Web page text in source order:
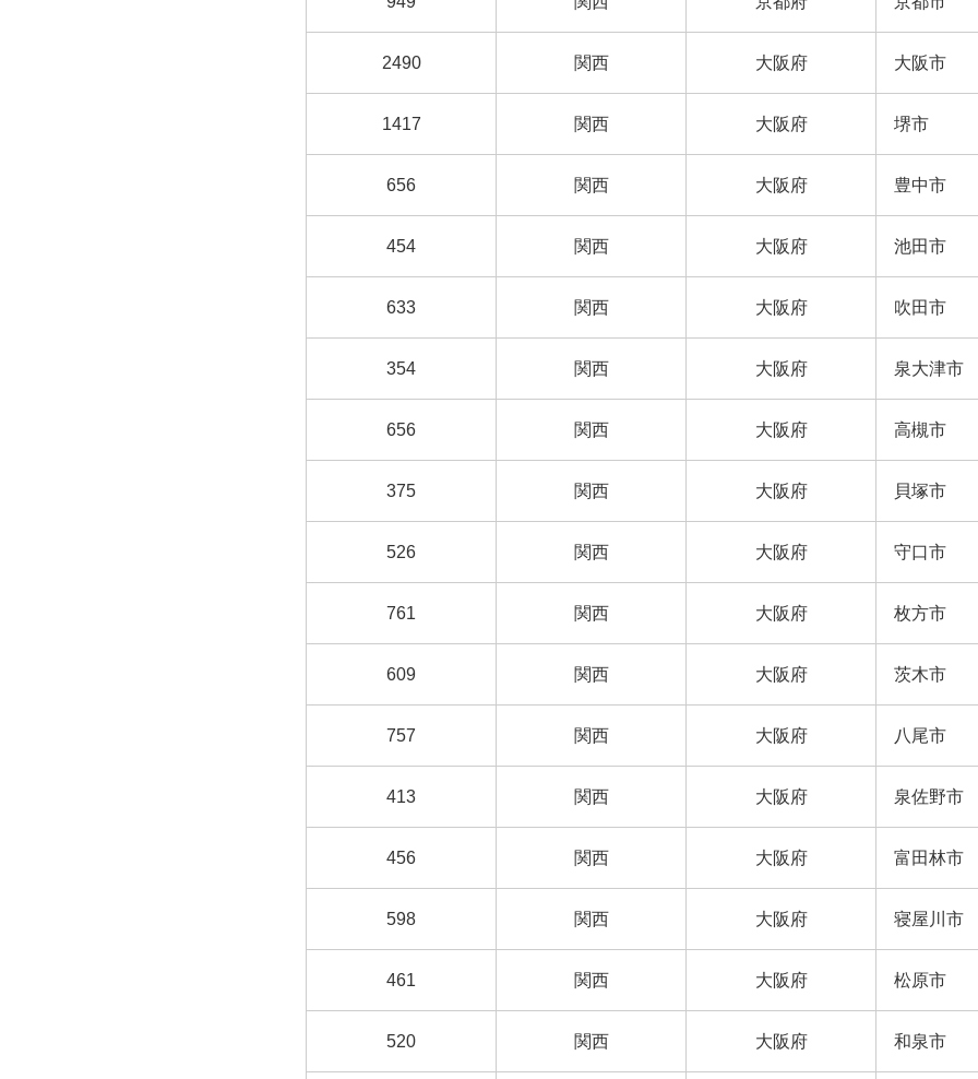
2490 関西 大阪府 大阪市
1417 関西 大阪府 堺市
656 関西 大阪府 豊中市
454 関西 大阪府 池田市
633 関西 大阪府 吹田市
354 関西 大阪府 泉大津市
656 関西 大阪府 高槻市
375 関西 大阪府 貝塚市
526 関西 大阪府 守口市
761 関西 大阪府 枚方市
609 関西 大阪府 茨木市
757 関西 大阪府 八尾市
413 関西 大阪府 泉佐野市
456 関西 大阪府 富田林市
598 関西 大阪府 寝屋川市
461 関西 大阪府 松原市
520 関西 大阪府 和泉市